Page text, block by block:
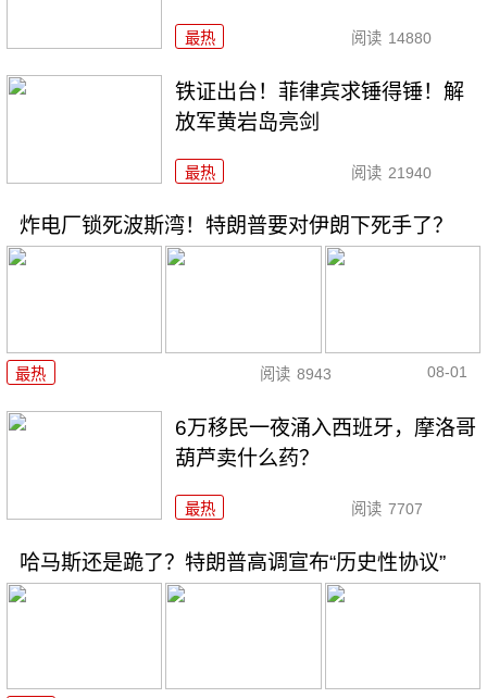
最热 阅读 14880
铁证出台！菲律宾求锤得锤！解
放军黄岩岛亮剑
最热 阅读 21940
炸电厂锁死波斯湾！特朗普要对伊朗下死手了？
最热 阅读 8943 08-01
6万移民一夜涌入西班牙，摩洛哥
葫芦卖什么药？
最热 阅读 7707
哈马斯还是跪了？特朗普高调宣布“历史性协议”